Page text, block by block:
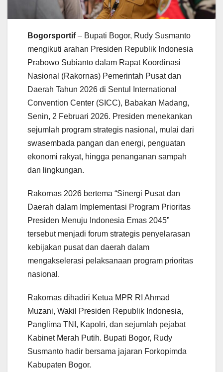
Bogorsportif– Bupati Bogor, Rudy Susmanto
mengikuti arahan Presiden Republik Indonesia
Prabowo Subianto dalam Rapat Koordinasi
Nasional (Rakornas) Pemerintah Pusat dan
Daerah Tahun 2026 di Sentul International
Convention Center (SICC), Babakan Madang,
Senin, 2 Februari 2026. Presiden menekankan
sejumlah program strategis nasional, mulai dari
swasembada pangan dan energi, penguatan
ekonomi rakyat, hingga penanganan sampah
dan lingkungan.
Rakornas 2026 bertema “Sinergi Pusat dan
Daerah dalam Implementasi Program Prioritas
Presiden Menuju Indonesia Emas 2045”
tersebut menjadi forum strategis penyelarasan
kebijakan pusat dan daerah dalam
mengakselerasi pelaksanaan program prioritas
nasional.
Rakornas dihadiri Ketua MPR RI Ahmad
Muzani, Wakil Presiden Republik Indonesia,
Panglima TNI, Kapolri, dan sejumlah pejabat
Kabinet Merah Putih. Bupati Bogor, Rudy
Susmanto hadir bersama jajaran Forkopimda
Kabupaten Bogor.